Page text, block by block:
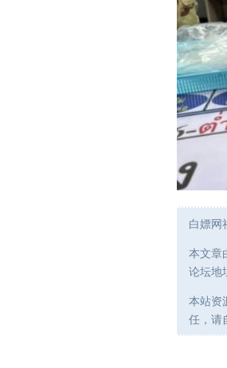
白嫖网
本文章
论坛地
本站资
任，请